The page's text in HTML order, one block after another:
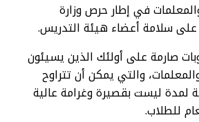
في إطار حرص وزارة
على سلامة أعضاء هيئة التدريس.
صارمة على أولئك الذين يسيئون
والتي يمكن أن تتراوح
لمدة ليست بقصيرة وغرامة عالية
للطلاب.